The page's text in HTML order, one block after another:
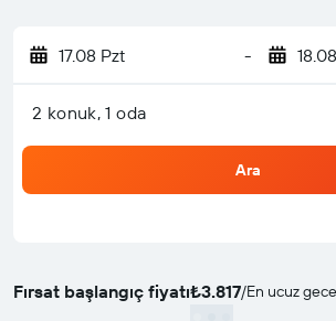
17.08 Pzt -
2 konuk, 1 oda
Ara
Fırsat başlangıç fiyatı₺3.817/En ucuz